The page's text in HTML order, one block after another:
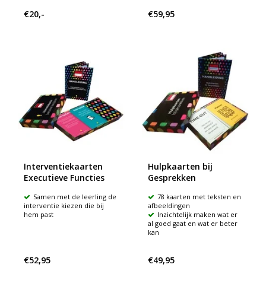
€20,- €59,95
Interventiekaarten
Executieve Functies
Samen met de leerling de
interventie kiezen die bij
hem past
€52,95
Hulpkaarten bij
Gesprekken
78 kaarten met teksten en
afbeeldingen
Inzichtelijk maken wat er
al goed gaat en wat er beter
kan
€49,95